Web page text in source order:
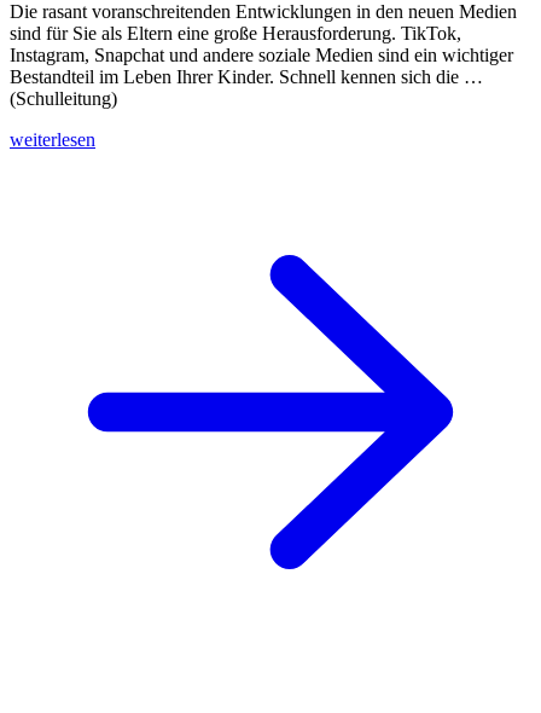
Die rasant voranschreitenden Entwicklungen in den neuen Medien
sind für Sie als Eltern eine große Herausforderung. TikTok,
Instagram, Snapchat und andere soziale Medien sind ein wichtiger
Bestandteil im Leben Ihrer Kinder. Schnell kennen sich die …
(Schulleitung)
weiterlesen